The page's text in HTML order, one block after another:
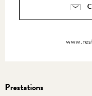
Prestations